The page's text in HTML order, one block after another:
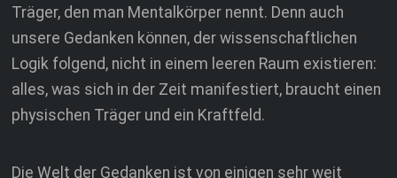
Träger, den man Mentalkörper nennt. Denn auch
unsere Gedanken können, der wissenschaftlichen
Logik folgend, nicht in einem leeren Raum existieren:
alles, was sich in der Zeit manifestiert, braucht einen
physischen Träger und ein Kraftfeld.
Die Welt der Gedanken ist von einigen sehr weit